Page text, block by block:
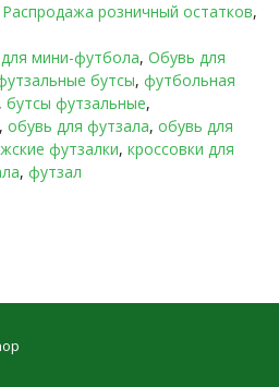
Распродажа розничный остатков,
мини-футбола, Обувь для
бутсы, футбольная
, бутсы футзальные,
, обувь для футзала, обувь для
футзалки, кроссовки для
, футзал